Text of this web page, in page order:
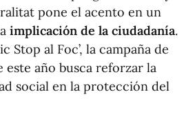
pone el acento en un
implicación de la ciudadanía.
Stop al Foc’, la campaña de
este año busca reforzar la
social en la protección del